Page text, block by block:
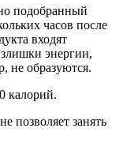
подобранный
часов после
входят
энергии,
не образуются.
калорий.
позволяет занять